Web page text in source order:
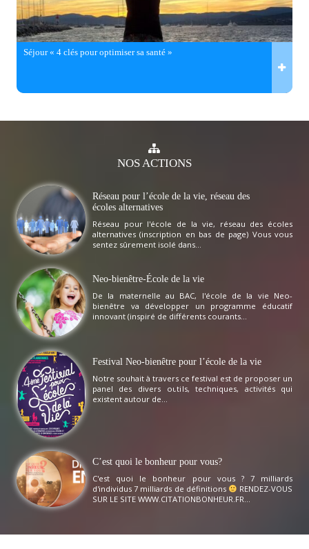
Séjour « 4 clés pour optimiser sa santé »
NOSACTIONS
Réseau pour l’école de la vie, réseau des
écoles alternatives
Réseau pour l'école de la vie, réseau des écoles
alternatives (inscription en bas de page) Vous vous
sentez sûrement isolé dans...
Neo-bienêtre-École de la vie
De la maternelle au BAC, l'école de la vie Neo-
bienêtre va développer un programme éducatif
innovant (inspiré de différents courants...
Festival Neo-bienêtre pour l’école de la vie
Notre souhait à travers ce festival est de proposer un
panel des divers outils, techniques, activités qui
existent autour de...
C’est quoi le bonheur pour vous?
C'est quoi le bonheur pour vous ? 7 milliards
d'individus 7 milliards de définitions
RENDEZ-VOUS
SUR LE SITE WWW.CITATIONBONHEUR.FR...